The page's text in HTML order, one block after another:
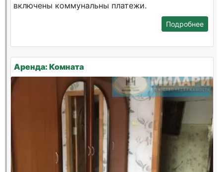
включены коммунальны платежи.
Подробнее
Аренда: Комната